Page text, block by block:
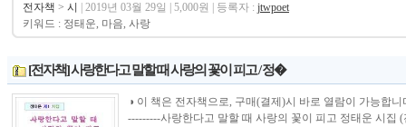
전자책 > 시 | 2019년 03월 29일 | 5,000원 | 등록자 : jtwpoet
키워드 : 정태운, 마음, 사랑
[전자책] 사랑한다고 말할 때 사랑의 꽃이 피고 / 정�
◑ 이 책은 전자책으로, 구매(결제)시 바로 열람이 가능합
---------사랑한다고 말할 때 사랑의 꽃이 피고 정태운 시